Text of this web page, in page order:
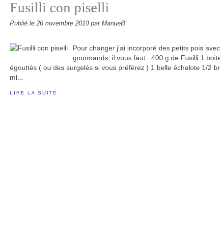
Fusilli con piselli
Publié le 26 novembre 2010 par ManueB
Pour changer j'ai incorporé des petits pois
gourmands, il vous faut : 400 g de Fusilli 1
égouttés ( ou des surgelés si vous préférez ) 1 belle échalote 1/2
ml...
LIRE LA SUITE